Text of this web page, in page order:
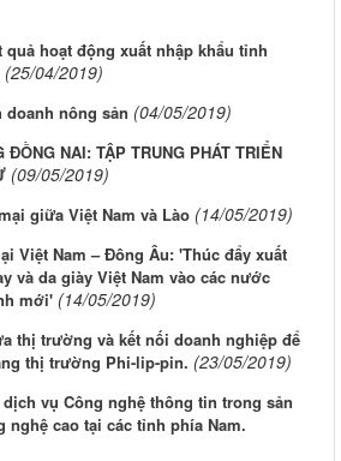
hoạt động xuất nhập khẩu tỉnh
(25/04/2019)
nông sản (04/05/2019)
ĐỒNG NAI: TẬP TRUNG PHÁT TRIỂN
(09/05/2019)
giữa Việt Nam và Lào (14/05/2019)
Việt Nam – Đông Âu: 'Thúc đẩy xuất
và da giày Việt Nam vào các nước
mới' (14/05/2019)
thị trường và kết nối doanh nghiệp để
thị trường Phi-lip-pin. (23/05/2019)
vụ Công nghệ thông tin trong sản
nghệ cao tại các tỉnh phía Nam.